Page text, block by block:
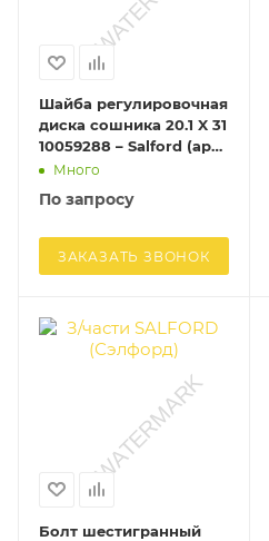
Шайба регулировочная
диска сошника 20.1 X 31
10059288 – Salford (арт.
10059288)
Много
По запросу
ЗАКАЗАТЬ ЗВОНОК
Болт шестигранный